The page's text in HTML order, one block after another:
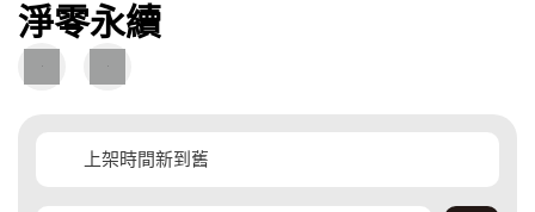
淨零永續
圖
文
圖
片